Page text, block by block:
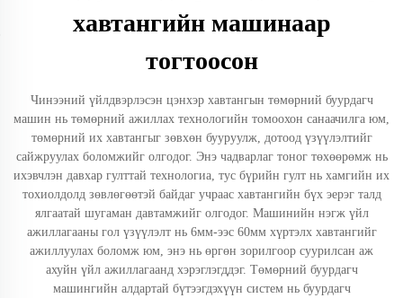
хавтангийн машинаар
тогтоосон
Чинээний үйлдвэрлэсэн цэнхэр хавтангын төмөрний буурдагч
машин нь төмөрний ажиллах технологийн томоохон санаачилга юм,
төмөрний их хавтангыг зөвхөн бууруулж, дотоод үзүүлэлтийг
сайжруулах боломжийг олгодог. Энэ чадварлаг тоног төхөөрөмж нь
ихэвчлэн давхар гулттай технологиа, тус бүрийн гулт нь хамгийн их
тохиолдолд зөвлөгөөтэй байдаг учраас хавтангийн бүх эерэг талд
ялгаатай шугаман давтамжийг олгодог. Машинийн нэгж үйл
ажиллагааны гол үзүүлэлт нь 6мм-ээс 60мм хүртэлх хавтангийг
ажиллуулах боломж юм, энэ нь өргөн зорилгоор суурилсан аж
ахуйн үйл ажиллагаанд хэрэглэгддэг. Төмөрний буурдагч
машингийн алдартай бүтээгдэхүүн систем нь буурдагч